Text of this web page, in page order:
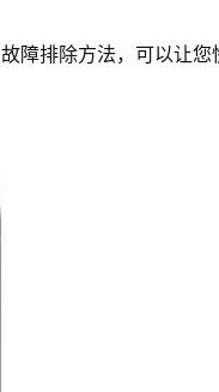
障排除方法，可以让您